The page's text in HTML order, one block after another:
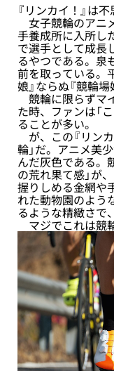
『リンカイ！』は
女子競輪のアニ
手養成所に入所し
で選手として成長
るやつである。泉
前を取っている。
娘』ならぬ『競輪場
競輪に限らずマ
た時、ファンは「
ることが多い。
が、この『リン
輪」だ。アニメ美
んだ灰色である。
の荒れ果て感」が
握りしめる金網や
れた動物園のよう
るような精緻さで
マジでこれは競